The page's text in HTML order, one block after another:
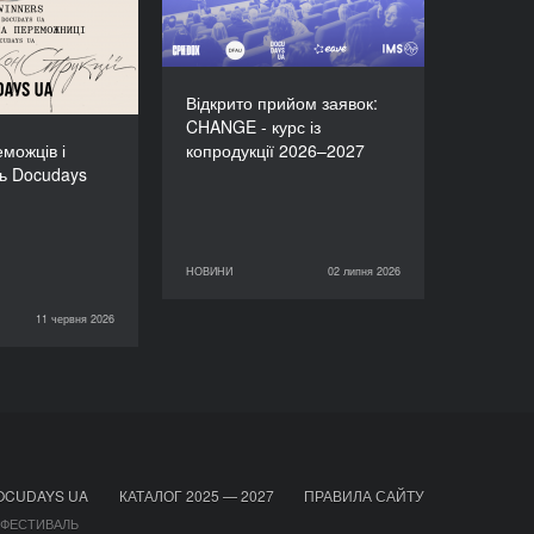
Відкрито прийом заявок:
CHANGE - курс із
копродукції 2026–2027
НОВИНИ 02 липня 2026
НОВИНИ
02 липня 2026
і
Docudays
11 червня 2026
UA-2026!
НОВИНИ
UA КАТАЛОГ 2025 — 2027 ПРАВИЛА САЙТУ